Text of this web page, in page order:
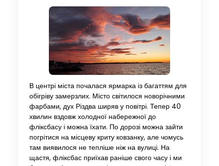
В центрі міста почалася ярмарка із багаттям для
обігріву замерзлих. Місто світилося новорічними
фарбами, дух Різдва ширяв у повітрі. Тепер 40
хвилин вздовж холодної набережної до
фліксбасу і можна їхати. По дорозі можна зайти
погрітися на місцеву криту ковзанку, але чомусь
там виявилося не тепліше ніж на вулиці. На
щастя, фліксбас приїхав раніше свого часу і ми